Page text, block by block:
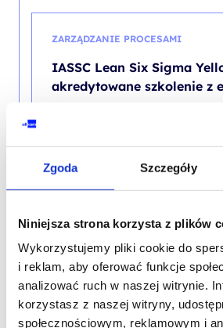
Zgoda Szczegóły
Niniejsza strona korzysta z plików
Wykorzystujemy pliki cookie do
i reklam, aby oferować funkcje
analizować ruch w naszej witrynie.
korzystasz z naszej witryny,
społecznościowym, reklamowym i
ZARZĄDZANIE PROCESAMI
IASSC Lean Six Sigma
akredytowane szkolenie z
ZARZĄDZANIE PROCESAMI